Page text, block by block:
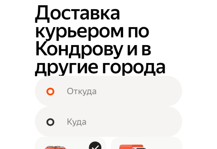
Доставка
курьером по
Кондрову и в
другие города